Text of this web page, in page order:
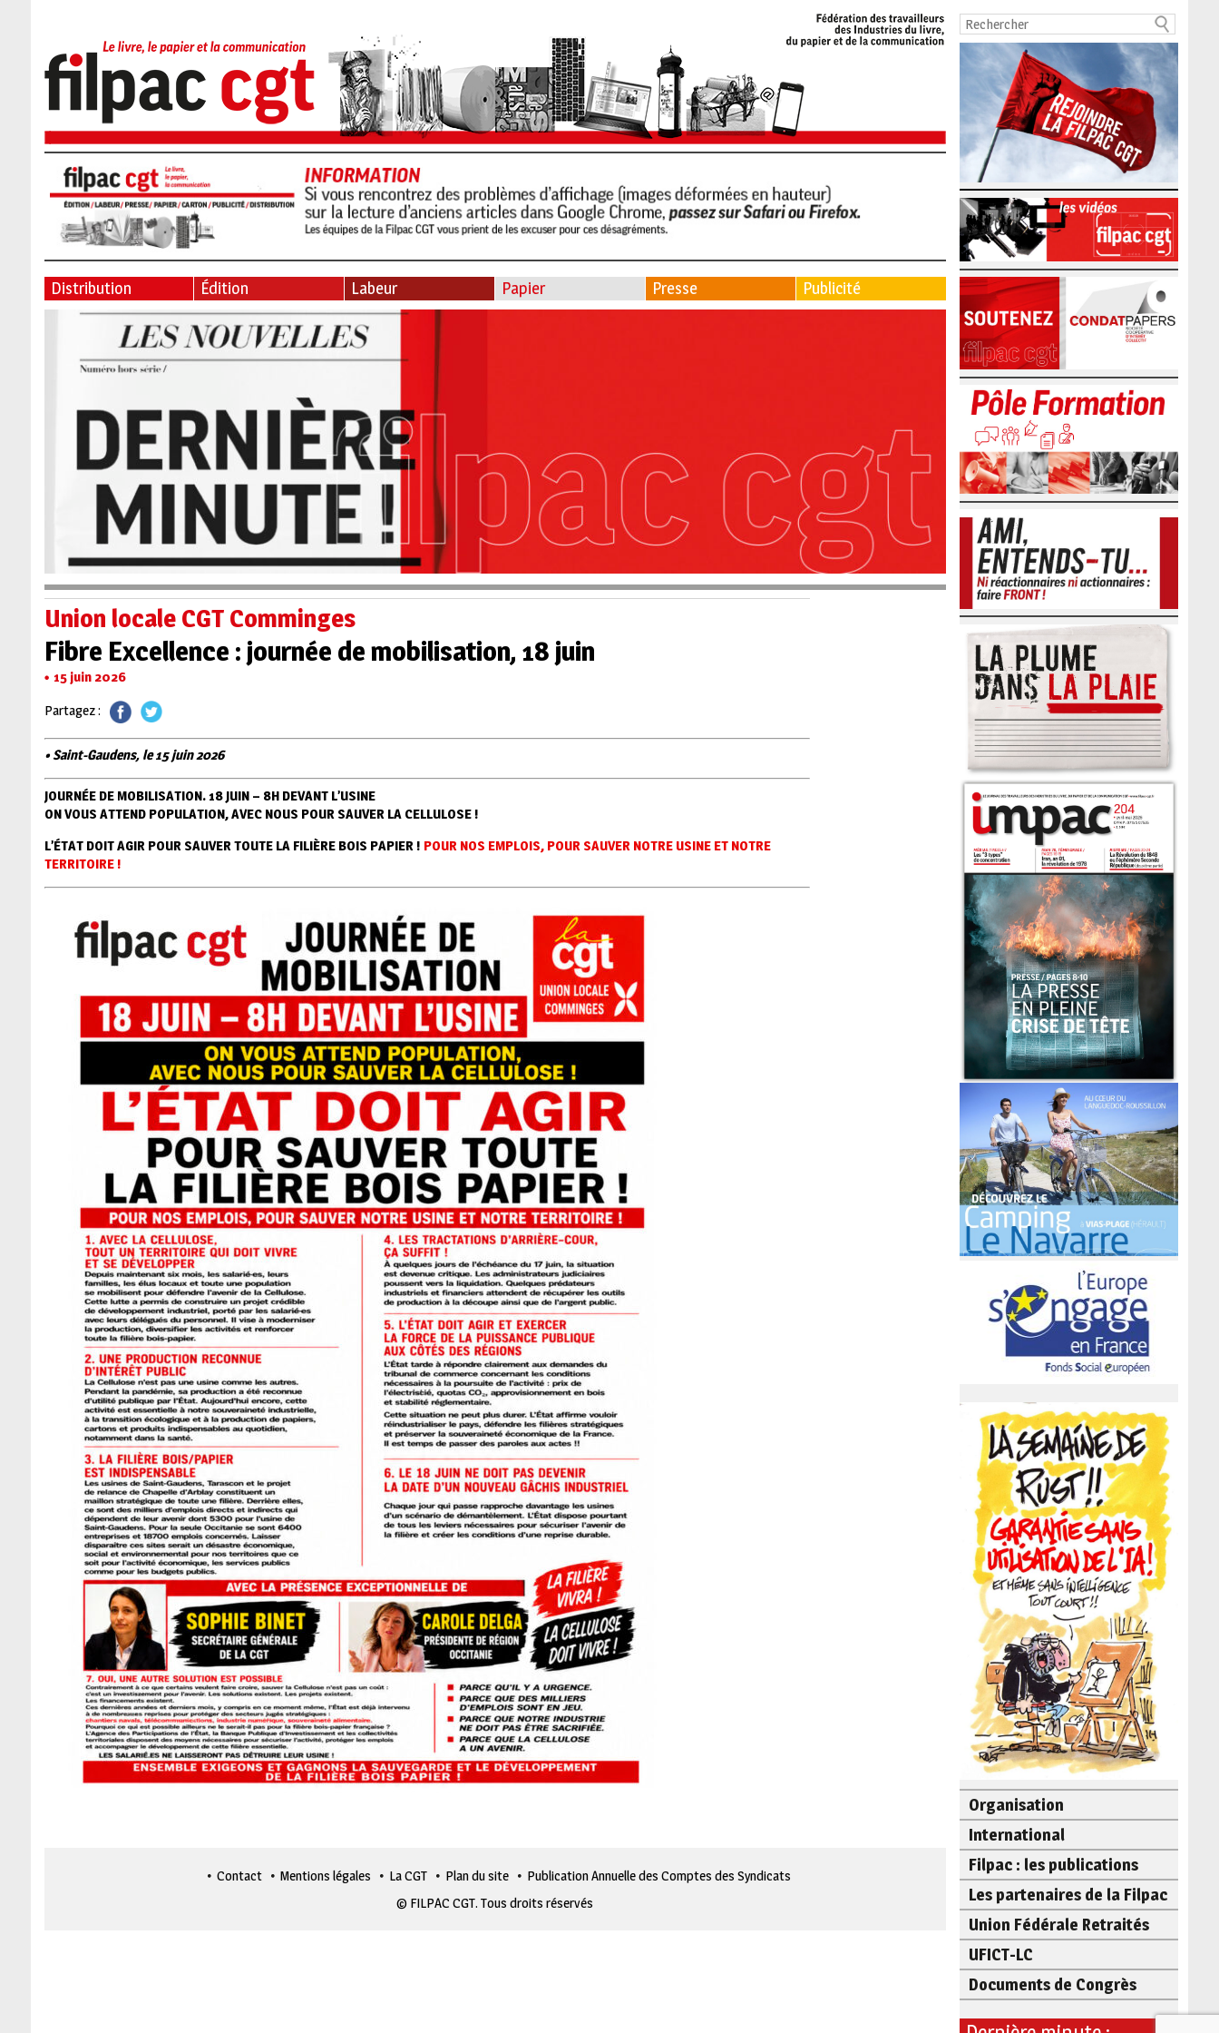
Distribution Édition Labeur Papier Presse Publicité
Union locale CGT Comminges
Fibre Excellence : journée de mobilisation, 18 juin
15 juin 2026
Partagez :
• Saint-Gaudens, le 15 juin 2026
JOURNÉE DE MOBILISATION. 18 JUIN – 8H DEVANT L’USINE
ON VOUS ATTEND POPULATION, AVEC NOUS POUR SAUVER LA CELLULOSE !
L’ÉTAT DOIT AGIR POUR SAUVER TOUTE LA FILIÈRE BOIS PAPIER ! POUR NOS EMPLOIS, POUR SAUVER NOTRE USINE ET NOTRE
TERRITOIRE !
Contact Mentions légales La CGT Plan du site
Publication Annuelle des Comptes des Syndicats
© FILPAC CGT. Tous droits réservés
Organisation
International
Filpac : les publications
Les partenaires de la Filpac
Union Fédérale Retraités
UFICT-LC
Documents de Congrès